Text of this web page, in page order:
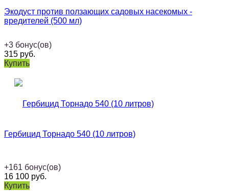
Экодуст против ползающих садовых насекомых -
вредителей (500 мл)
+3 бонус(ов)
315 руб.
Купить
Гербицид Торнадо 540 (10 литров)
+161 бонус(ов)
16 100 руб.
Купить